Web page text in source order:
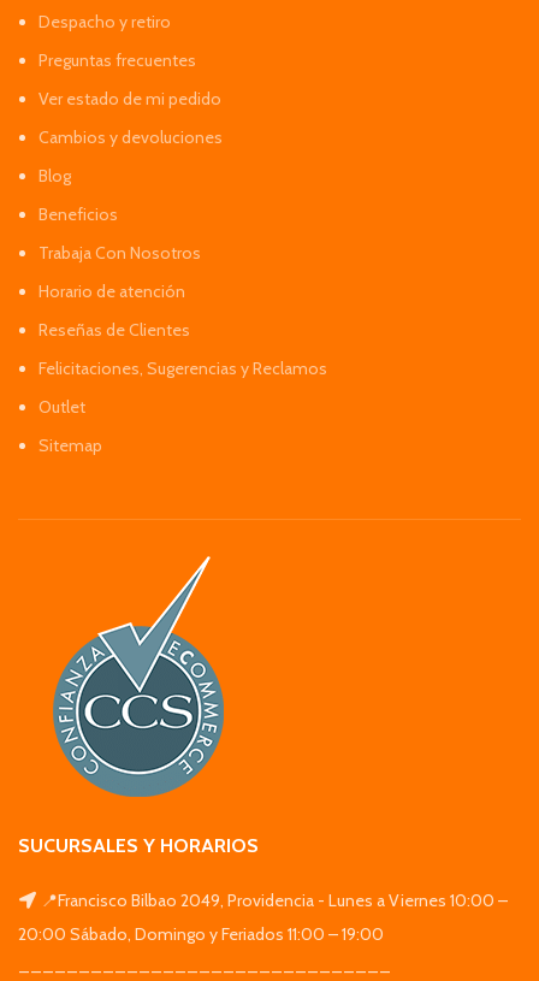
Despacho y retiro
Preguntas frecuentes
Ver estado de mi pedido
Cambios y devoluciones
Blog
Beneficios
Trabaja Con Nosotros
Horario de atención
Reseñas de Clientes
Felicitaciones, Sugerencias y Reclamos
Outlet
Sitemap
SUCURSALES Y HORARIOS
📍Francisco Bilbao 2049, Providencia - Lunes a Viernes 10:00 –
20:00 Sábado, Domingo y Feriados 11:00 – 19:00